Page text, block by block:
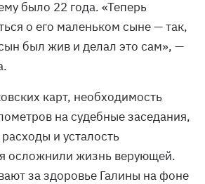
было 22 года. «Теперь
о его маленьком сыне — так,
был жив и делал это сам», —
карт, необходимость
на судебные заседания,
и усталость
осложнили жизнь верующей.
за здоровье Галины на фоне